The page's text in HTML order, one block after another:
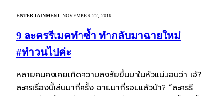
ENTERTAINMENT NOVEMBER 22, 2016
9 ละครรีเมคทำซ้ำ ทำกลับมาฉายใหม่
#ทำวนไปค่ะ
หลายคนคงเคยเกิดความสงสัยขึ้นมาในหัวแน่นอนว่า เอ้?
ละครเรื่องนี้เล่นมากี่ครั้ง ฉายมากี่รอบแล้วน้า? “ละครรี